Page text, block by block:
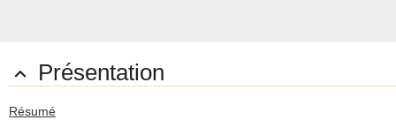
 Présentation
Résumé